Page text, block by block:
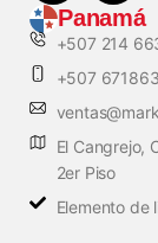
Panamá
+507 214
+507
El Cangrejo,
2er Piso
Elemento de